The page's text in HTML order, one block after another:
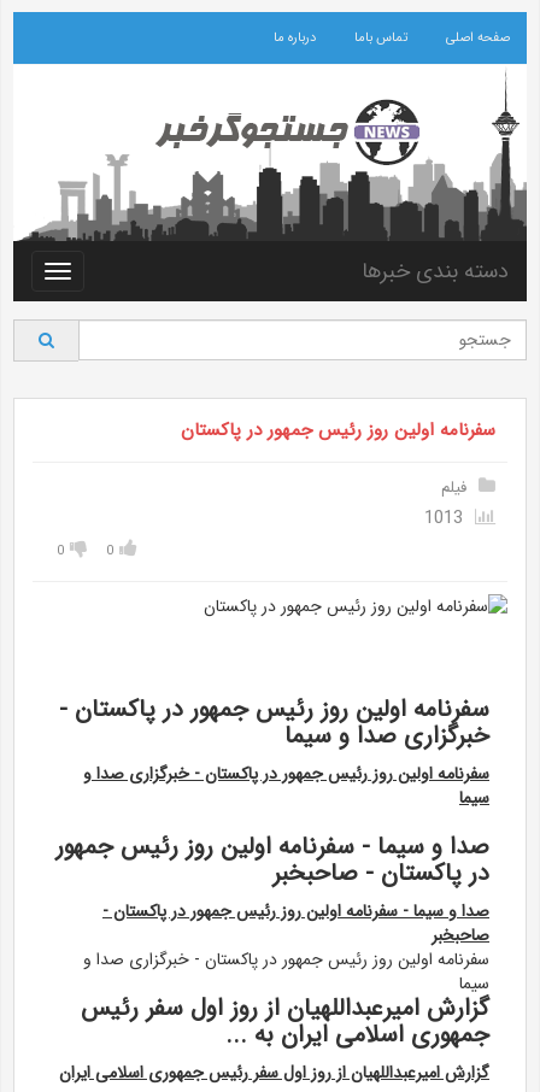
صفحه اصلی تماس باما درباره ما
Toggle
دسته بندی خبرها
سفرنامه اولین روز رئیس جمهور در پاکستان
فیلم
0
0
سفرنامه اولین روز رئیس جمهور در پاکستان -
خبرگزاری صدا و سیما
سفرنامه اولین روز رئیس جمهور در پاکستان - خبرگزاری صدا و
سیما
صدا و سیما - سفرنامه اولین روز رئیس جمهور
در پاکستان - صاحبخبر
صدا و سیما - سفرنامه اولین روز رئیس جمهور در پاکستان -
صاحبخبر
سفرنامه اولین روز رئیس جمهور در پاکستان - خبرگزاری صدا و
سیما
گزارش امیرعبداللهیان از روز اول سفر رئیس
جمهوری اسلامی ایران به ...
گزارش امیرعبداللهیان از روز اول سفر رئیس جمهوری اسلامی ایران